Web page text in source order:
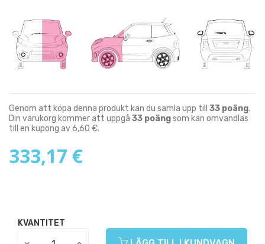
Genom att köpa denna produkt kan du samla upp till 33 poäng.
Din varukorg kommer att uppgå 33 poängsom kan omvandlas
till en kupong av6,60 €.
333,17 €
KVANTITET